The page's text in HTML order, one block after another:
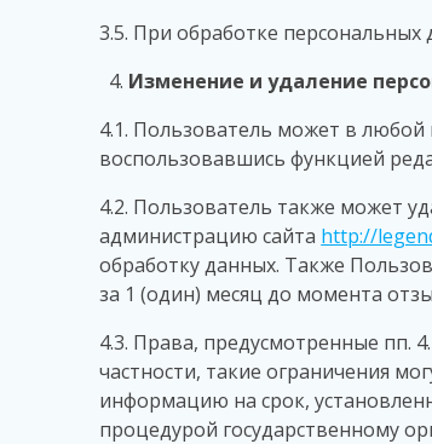
3.5. При обработке
Изменение и удаление
4.1. Пользователь может в
воспользовавшись функцией
4.2. Пользователь также может
администрацию сайта http://
обработку данных. Также
за 1 (один) месяц до момента
4.3. Права, предусмотренные пп.
частности, такие ограничения
информацию на срок,
процедурой государственному